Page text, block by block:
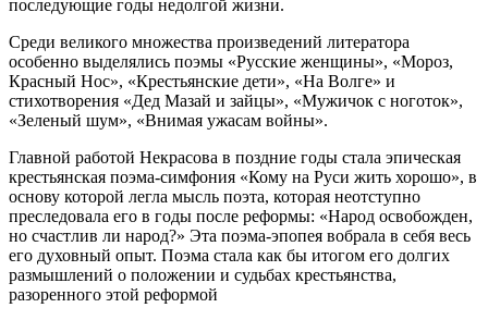
последующие годы недолгой жизни.
Среди великого множества произведений литератора
особенно выделялись поэмы «Русские женщины», «Мороз,
Красный Нос», «Крестьянские дети», «На Волге» и
стихотворения «Дед Мазай и зайцы», «Мужичок с ноготок»,
«Зеленый шум», «Внимая ужасам войны».
Главной работой Некрасова в поздние годы стала эпическая
крестьянская поэма-симфония «Кому на Руси жить хорошо», в
основу которой легла мысль поэта, которая неотступно
преследовала его в годы после реформы: «Народ освобожден,
но счастлив ли народ?» Эта поэма-эпопея вобрала в себя весь
его духовный опыт. Поэма стала как бы итогом его долгих
размышлений о положении и судьбах крестьянства,
разоренного этой реформой